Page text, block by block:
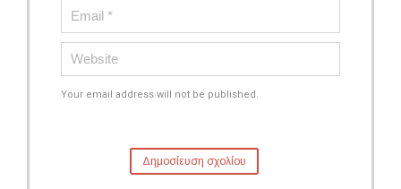
Your email address will not be published.